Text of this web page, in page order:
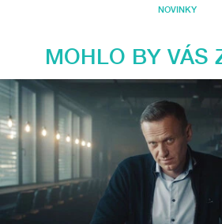
NOVINKY
MOHLO BY VÁS